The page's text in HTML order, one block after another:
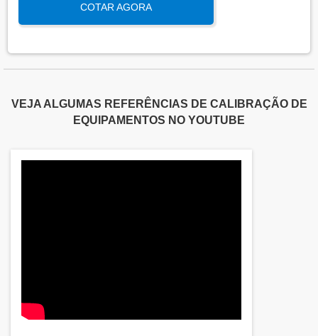
sistema ou equipamento funciona dentro dos
parâmetros esperados em condições reais de
qualidade, produtividade e segurança no ambiente
operacional.
COTAR AGORA
VEJA ALGUMAS REFERÊNCIAS DE CALIBRAÇÃO DE
EQUIPAMENTOS NO YOUTUBE